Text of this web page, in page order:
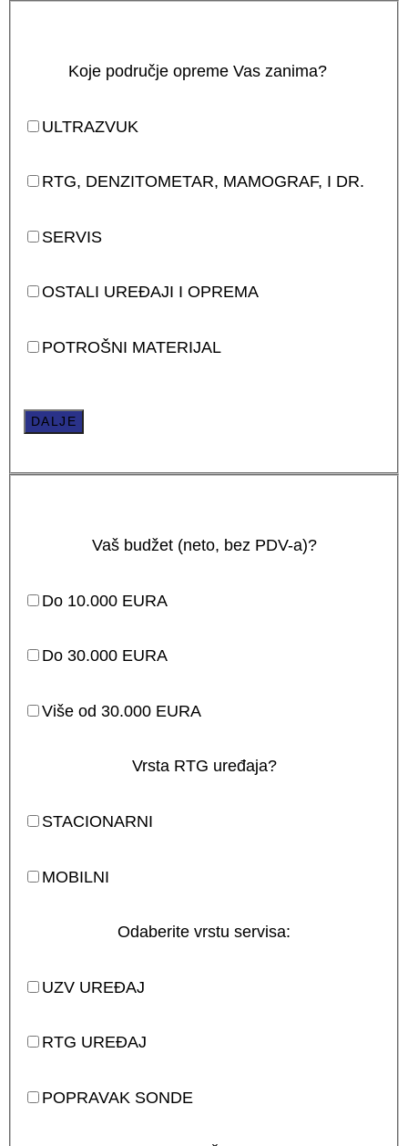
Koje područje opreme Vas zanima?
ULTRAZVUK
RTG, DENZITOMETAR, MAMOGRAF, I DR.
SERVIS
OSTALI UREĐAJI I OPREMA
POTROŠNI MATERIJAL
DALJE
Vaš budžet (neto, bez PDV-a)?
Do 10.000 EURA
Do 30.000 EURA
Više od 30.000 EURA
Vrsta RTG uređaja?
STACIONARNI
MOBILNI
Odaberite vrstu servisa:
UZV UREĐAJ
RTG UREĐAJ
POPRAVAK SONDE